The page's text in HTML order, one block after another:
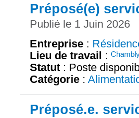
Préposé(e)
Publié le 1 Juin 2026
Entreprise :
Lieu de travail :
Statut : Poste
Catégorie :
Préposé.e.